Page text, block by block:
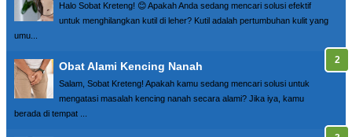
Halo Sobat Kreteng! 😊 Apakah Anda sedang mencari solusi efektif
untuk menghilangkan kutil di leher? Kutil adalah pertumbuhan kulit yang
umu...
Obat Alami Kencing Nanah
Salam, Sobat Kreteng! Apakah kamu sedang mencari solusi untuk
mengatasi masalah kencing nanah secara alami? Jika iya, kamu
berada di tempat ...